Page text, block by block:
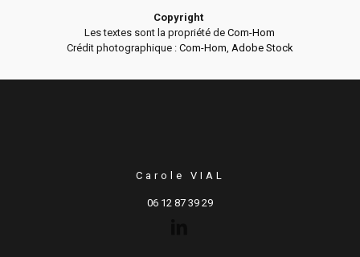
Copyright
Les textes sont la propriété deCom-Hom
Crédit photographique : Com-Hom, Adobe Stock
Carole VIAL
06 12 87 39 29